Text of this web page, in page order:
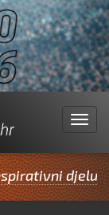
Menu
djeluju